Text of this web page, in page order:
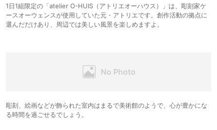
1日1組限定の「atelier O-HUIS（アトリエオーハウス）」は、彫刻家ケ
ースオーウェンスが使用していた元・アトリエです。創作活動の拠点に
選んだだけあり、周辺では美しい風景を楽しめますよ。
彫刻、絵画などが飾られた室内はまるで美術館のようで、心が豊かにな
る時間を過ごせるでしょう。